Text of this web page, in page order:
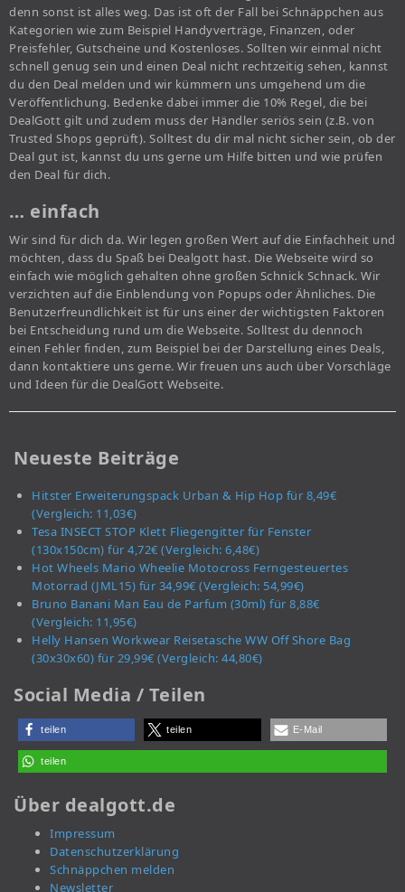
denn sonst ist alles weg. Das ist oft der Fall bei Schnäppchen aus
Kategorien wie zum Beispiel Handyverträge, Finanzen, oder
Preisfehler, Gutscheine und Kostenloses. Sollten wir einmal nicht
schnell genug sein und einen Deal nicht rechtzeitig sehen, kannst
du den Deal melden und wir kümmern uns umgehend um die
Veröffentlichung. Bedenke dabei immer die 10% Regel, die bei
DealGott gilt und zudem muss der Händler seriös sein (z.B. von
Trusted Shops geprüft). Solltest du dir mal nicht sicher sein, ob der
Deal gut ist, kannst du uns gerne um Hilfe bitten und wie prüfen
den Deal für dich.
… einfach
Wir sind für dich da. Wir legen großen Wert auf die Einfachheit und
möchten, dass du Spaß bei Dealgott hast. Die Webseite wird so
einfach wie möglich gehalten ohne großen Schnick Schnack. Wir
verzichten auf die Einblendung von Popups oder Ähnliches. Die
Benutzerfreundlichkeit ist für uns einer der wichtigsten Faktoren
bei Entscheidung rund um die Webseite. Solltest du dennoch
einen Fehler finden, zum Beispiel bei der Darstellung eines Deals,
dann kontaktiere uns gerne. Wir freuen uns auch über Vorschläge
und Ideen für die DealGott Webseite.
Neueste Beiträge
Hitster Erweiterungspack Urban & Hip Hop für 8,49€
(Vergleich: 11,03€)
Tesa INSECT STOP Klett Fliegengitter für Fenster
(130x150cm) für 4,72€ (Vergleich: 6,48€)
Hot Wheels Mario Wheelie Motocross Ferngesteuertes
Motorrad (JML15) für 34,99€ (Vergleich: 54,99€)
Bruno Banani Man Eau de Parfum (30ml) für 8,88€
(Vergleich: 11,95€)
Helly Hansen Workwear Reisetasche WW Off Shore Bag
(30x30x60) für 29,99€ (Vergleich: 44,80€)
Social Media / Teilen
teilen teilen E-Mail
teilen
Über dealgott.de
Impressum
Datenschutzerklärung
Schnäppchen melden
Newsletter